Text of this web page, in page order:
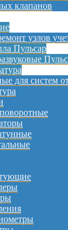
клапанов
узлов
Пульсар
для систем